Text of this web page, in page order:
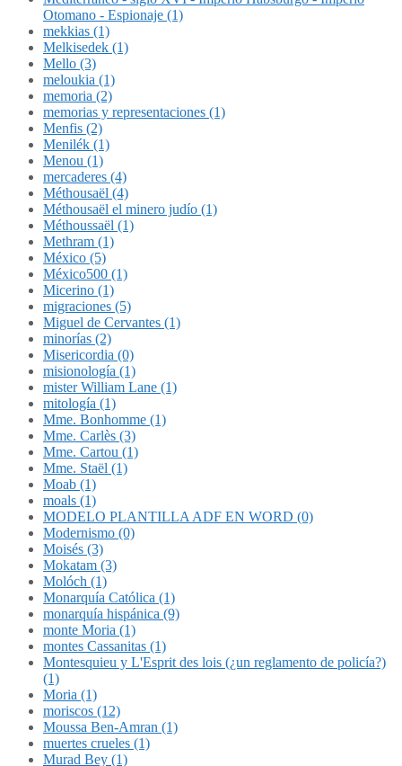
Otomano - Espionaje (1)
mekkias (1)
Melkisedek (1)
Mello (3)
meloukia (1)
memoria (2)
memorias y representaciones (1)
Menfis (2)
Menilék (1)
Menou (1)
mercaderes (4)
Méthousaël (4)
Méthousaël el minero judío (1)
Méthoussaël (1)
Methram (1)
México (5)
México500 (1)
Micerino (1)
migraciones (5)
Miguel de Cervantes (1)
minorías (2)
Misericordia (0)
misionología (1)
mister William Lane (1)
mitología (1)
Mme. Bonhomme (1)
Mme. Carlès (3)
Mme. Cartou (1)
Mme. Staël (1)
Moab (1)
moals (1)
MODELO PLANTILLA ADF EN WORD (0)
Modernismo (0)
Moisés (3)
Mokatam (3)
Molóch (1)
Monarquía Católica (1)
monarquía hispánica (9)
monte Moria (1)
montes Cassanitas (1)
Montesquieu y L'Esprit des lois (¿un reglamento de policía?)
(1)
Moria (1)
moriscos (12)
Moussa Ben-Amran (1)
muertes crueles (1)
Murad Bey (1)